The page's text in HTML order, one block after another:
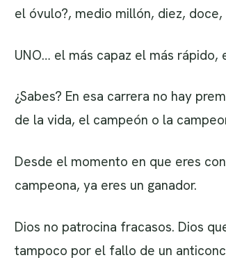
el óvulo?, medio millón, diez,
UNO… el más capaz el más
¿Sabes? En esa carrera no hay
de la vida, el campeón o la
Desde el momento en que eres
campeona, ya eres un ganador.
Dios no patrocina fracasos. Dios
tampoco por el fallo de un